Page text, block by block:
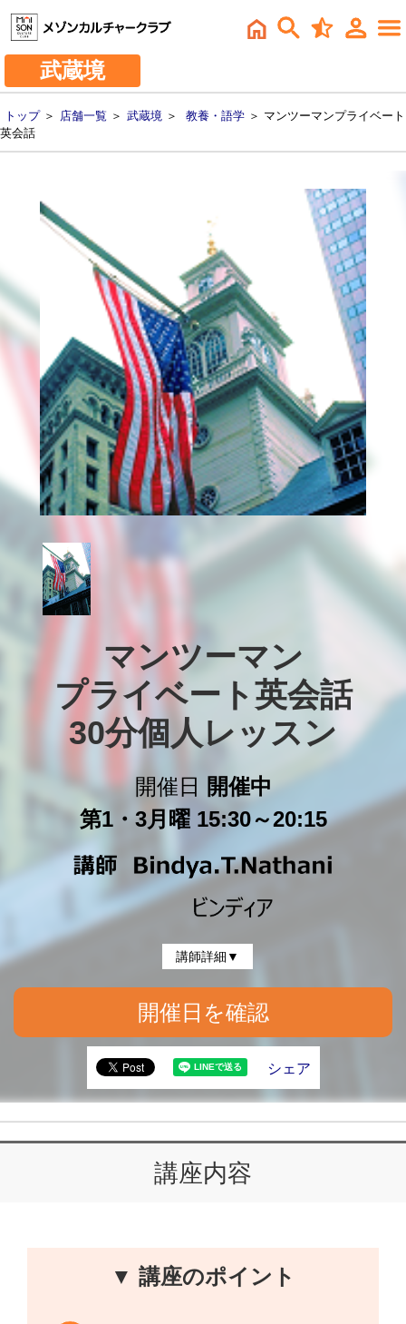
武蔵境
トップ＞ 店舗一覧 ＞ 武蔵境 ＞ 教養・語学 ＞ マンツーマンプライベート
英会話
マンツーマン
プライベート英会話
30分個人レッスン
開催日
開催中
第1・3月曜 15:30～20:15
講師詳細▼
開催日を確認
シェア
講座内容
▼ 講座のポイント